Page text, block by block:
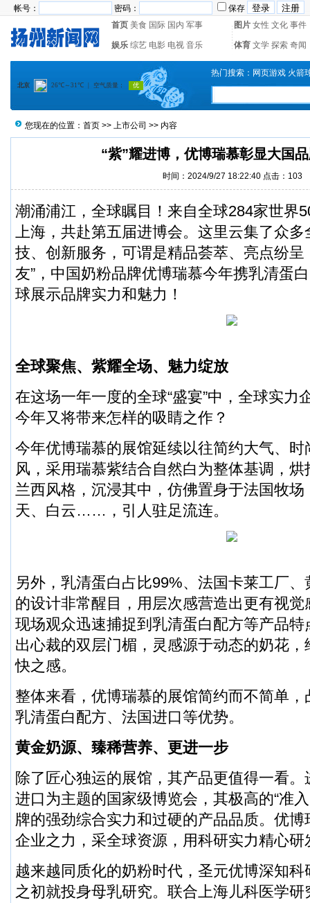
帐号： 密码：
保存
首页 美食 国际 国内 军事 图片 女性 文化 事件
娱乐 综艺 电影 电视 音乐 体育 文学 探索 奇闻
热门搜索： 网页游戏 火箭
您现在的位置： 首页 >> 上市公司 >> 内容
“紫”耀进博，优博瑞慕彰显大国
时间：2024/9/27 18:22:40 点击： 103
潮涌浦江，全球瞩目！来自全球284家世界
上海，共赴第五届进博会。这里云集了众
技、创新服务，可谓是精品荟萃、亮点纷呈
友”，中国奶粉品牌优博瑞慕今年携乳清蛋
球展示品牌实力和魅力！
全球聚焦、紫耀全场、魅力绽放
在这场一年一度的全球“盛宴”中，全球实力
今年又将带来怎样的吸睛之作？
今年优博瑞慕的展馆延续以往简约大气、
风，采用瑞慕紫结合自然白为整体基调，
兰西风格，沉浸其中，仿佛置身于法国牧
天、白云……，引人驻足流连。
另外，乳清蛋白占比99%、法国卡莱工厂
的设计非常醒目，用层次感营造出更有视
现场观众迅速捕捉到乳清蛋白配方等产品
出心裁的双层门楣，灵感源于动态的奶花
快之感。
整体来看，优博瑞慕的展馆简约而不简单
乳清蛋白配方、法国进口等优势。
黄金奶源、臻稀营养、更进一步
除了匠心独运的展馆，其产品更值得一看
进口为主题的国家级博览会，其极高的“准
牌的强劲综合实力和过硬的产品品质。优
企业之力，采全球资源，用科研实力精心研
越来越同质化的奶粉时代，圣元优博深知
之初就投身母乳研究。联合上海儿科医学